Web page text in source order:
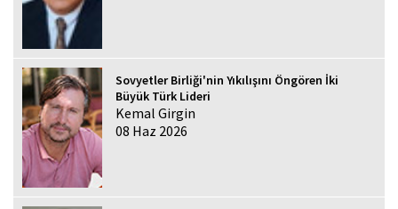
Sovyetler Birliği'nin Yıkılışını Öngören İki
Büyük Türk Lideri
Kemal Girgin
08 Haz 2026